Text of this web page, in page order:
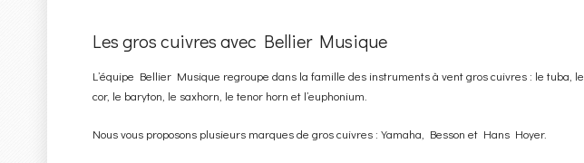
Les gros cuivres avec Bellier Musique
L’équipe Bellier Musique regroupe dans la famille des instruments à vent gros cuivres : le tuba, le
cor, le baryton, le saxhorn, le tenor horn et l’euphonium.
Nous vous proposons plusieurs marques de gros cuivres : Yamaha, Besson et Hans Hoyer.